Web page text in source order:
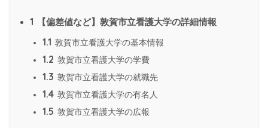
1 【偏差値など】敦賀市立看護大学の詳細情報
1.1 敦賀市立看護大学の基本情報
1.2 敦賀市立看護大学の学費
1.3 敦賀市立看護大学の就職先
1.4 敦賀市立看護大学の有名人
1.5 敦賀市立看護大学の広報